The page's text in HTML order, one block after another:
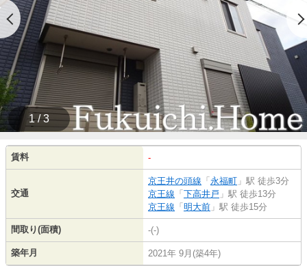
1 / 3
賃料 -
交通
京王井の頭線 「 永福町 」駅 徒歩3分
京王線 「 下高井戸 」駅 徒歩13分
京王線 「 明大前 」駅 徒歩15分
間取り(面積) -(-)
築年月 2021年 9月(築4年)